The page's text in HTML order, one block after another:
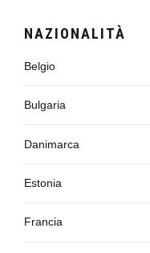
NAZIONALITÀ
Belgio
Bulgaria
Danimarca
Estonia
Francia